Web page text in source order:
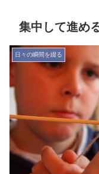
集中して進め
日々の瞬間を綴る